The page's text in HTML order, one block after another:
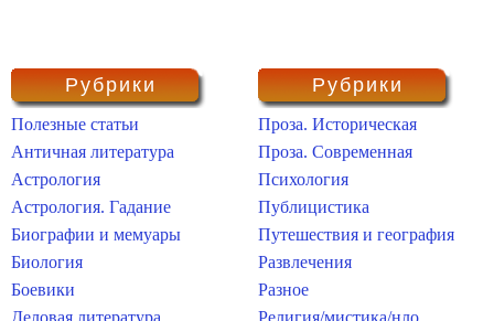
Рубрики
Полезные статьи
Античная литература
Астрология
Астрология. Гадание
Биографии и мемуары
Биология
Боевики
Деловая литература
Рубрики
Проза. Историческая
Проза. Современная
Психология
Публицистика
Путешествия и география
Развлечения
Разное
Религия/мистика/нло